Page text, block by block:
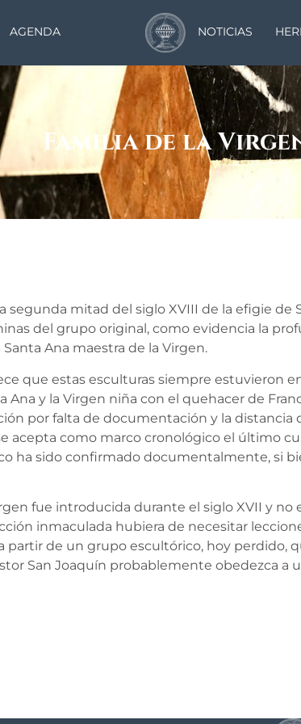
AGENDA NOTICIAS
Familia de la
segunda mitad del siglo XVIII de la efigie
del grupo original, como evidencia la
Ana maestra de la Virgen.
que estas esculturas siempre estuvieron
Ana y la Virgen niña con el quehacer de
por falta de documentación y la distancia
acepta como marco cronológico el último
ha sido confirmado documentalmente, si
fue introducida durante el siglo XVII y
inmaculada hubiera de necesitar
de un grupo escultórico, hoy perdido,
San Joaquín probablemente obedezca